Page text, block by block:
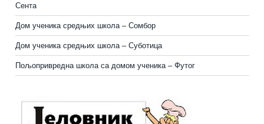
Сента
Дом ученика средњих школа – Сомбор
Дом ученика средњих школа – Суботица
Пољопривредна школа са домом ученика– Футог